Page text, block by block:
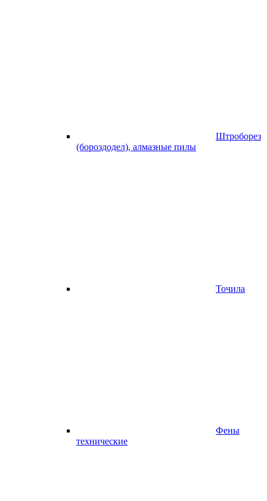
Штроборез
(бороздодел), алмазные пилы
Точила
Фены
технические